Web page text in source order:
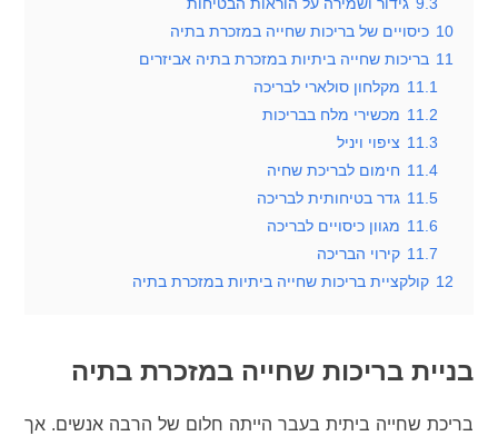
9.3 גידור ושמירה על הוראות הבטיחות
10 כיסויים של בריכות שחייה במזכרת בתיה
11 בריכות שחייה ביתיות במזכרת בתיה אביזרים
11.1 מקלחון סולארי לבריכה
11.2 מכשירי מלח בבריכות
11.3 ציפוי ויניל
11.4 חימום לבריכת שחיה
11.5 גדר בטיחותית לבריכה
11.6 מגוון כיסויים לבריכה
11.7 קירוי הבריכה
12 קולקציית בריכות שחייה ביתיות במזכרת בתיה
בניית בריכות שחייה במזכרת בתיה
בריכת שחייה ביתית בעבר הייתה חלום של הרבה אנשים. אך